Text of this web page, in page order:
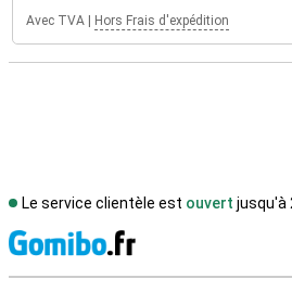
Avec TVA Hors Frais d'expédition
Le service clientèle est ouvert jusqu'à